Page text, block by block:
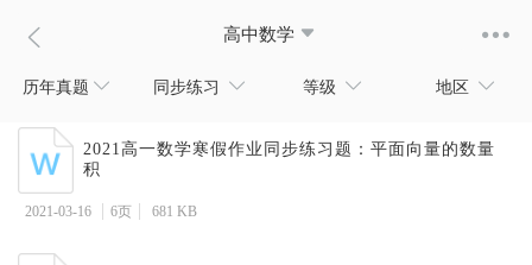
高中数学
历年真题 同步练习 等级 地区
2021高一数学寒假作业同步练习题：平面向量的数量
积
2021-03-16 6页 681 KB